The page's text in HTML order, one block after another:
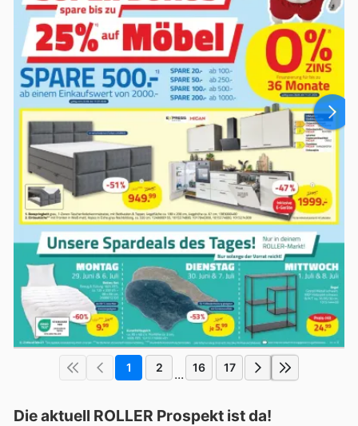
1 2 ... 16 17
Die aktuell ROLLER Prospekt ist da!